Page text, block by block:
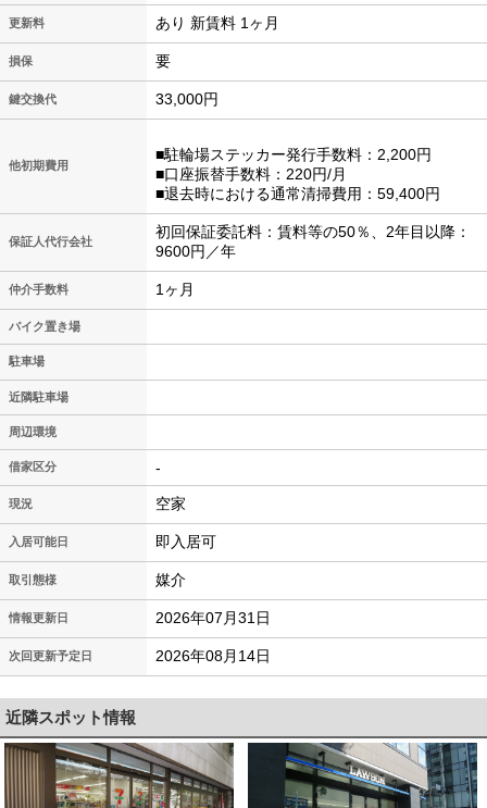
更新料 あり 新賃料 1ヶ月
損保 要
鍵交換代 33,000円
他初期費用
■駐輪場ステッカー発行手数料：2,200円
■口座振替手数料：220円/月
■退去時における通常清掃費用：59,400円
保証人代行会社
初回保証委託料：賃料等の50％、2年目以降：
9600円／年
仲介手数料 1ヶ月
バイク置き場
駐車場
近隣駐車場
周辺環境
借家区分 -
現況 空家
入居可能日 即入居可
取引態様 媒介
情報更新日 2026年07月31日
次回更新予定日 2026年08月14日
近隣スポット情報